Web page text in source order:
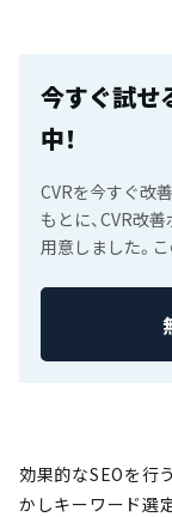
今すぐ試せ
中！
CVRを今すぐ改
もとに、CVR改
用意しました。
効果的なSEOを行
かしキーワード選